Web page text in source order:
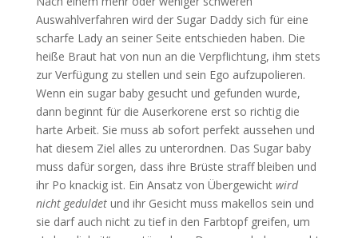
Auswahlverfahren wird der Sugar Daddy sich für eine
scharfe Lady an seiner Seite entschieden haben. Die
heiße Braut hat von nun an die Verpflichtung, ihm stets
zur Verfügung zu stellen und sein Ego aufzupolieren.
Wenn ein sugar baby gesucht und gefunden wurde,
dann beginnt für die Auserkorene erst so richtig die
harte Arbeit. Sie muss ab sofort perfekt aussehen und
hat diesem Ziel alles zu unterordnen. Das Sugar baby
muss dafür sorgen, dass ihre Brüste straff bleiben und
ihr Po knackig ist. Ein Ansatz von Übergewicht wird
nicht geduldetund ihr Gesicht muss makellos sein und
sie darf auch nicht zu tief in den Farbtopf greifen, um